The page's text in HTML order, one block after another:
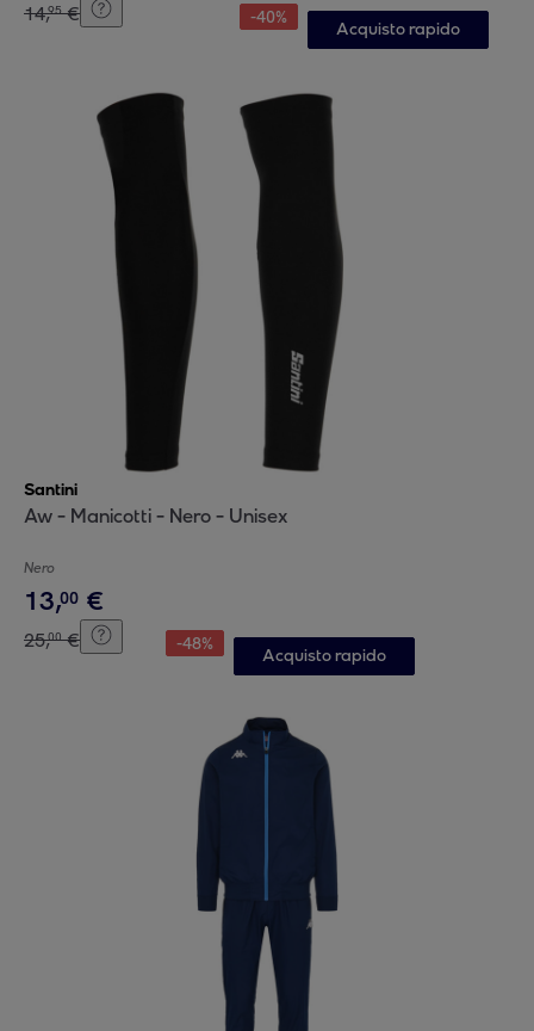
14,95 € -40%
Acquisto rapido
Santini
Aw - Manicotti - Nero - Unisex
Nero
13,00 €
25,00 € -48%
Acquisto rapido